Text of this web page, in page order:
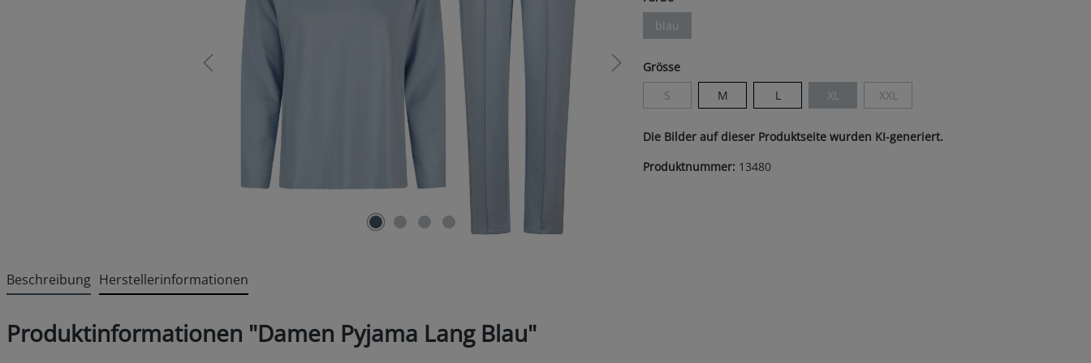
blau(Diese Option ist zurzeit nicht verfügbar.)
Grösseauswählen
S(Diese Option ist zurzeit nicht verfügbar.)
M L XL
(Diese Option ist zurzeit nicht verfügbar.)
XXL(Diese Option ist zurzeit nicht verfügbar.)
Die Bilder auf dieser Produktseite wurden KI-generiert.
Produktnummer: 13480
Beschreibung Herstellerinformationen
Produktinformationen "Damen Pyjama Lang Blau"